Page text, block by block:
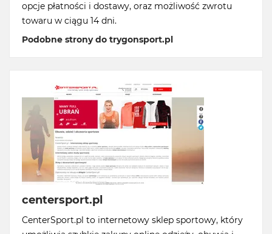
opcje płatności i dostawy, oraz możliwość zwrotu
towaru w ciągu 14 dni.
Podobne strony do trygonsport.pl
centersport.pl
CenterSport.pl to internetowy sklep sportowy, który